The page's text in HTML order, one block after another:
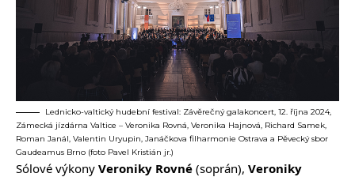
Lednicko-valtický hudební festival: Závěrečný galakoncert, 12. října 2024,
Zámecká jízdárna Valtice – Veronika Rovná, Veronika Hajnová, Richard Samek,
Roman Janál, Valentin Uryupin, Janáčkova filharmonie Ostrava a Pěvecký sbor
Gaudeamus Brno (foto Pavel Kristián jr.)
Sólové výkony Veroniky Rovné (soprán), Veroniky